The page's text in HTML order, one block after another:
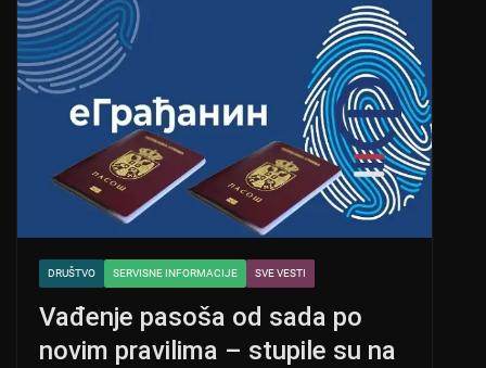
DRUŠTVO SERVISNE INFORMACIJE SVE VESTI
Vađenje pasoša od sada po
novim pravilima – stupile su na